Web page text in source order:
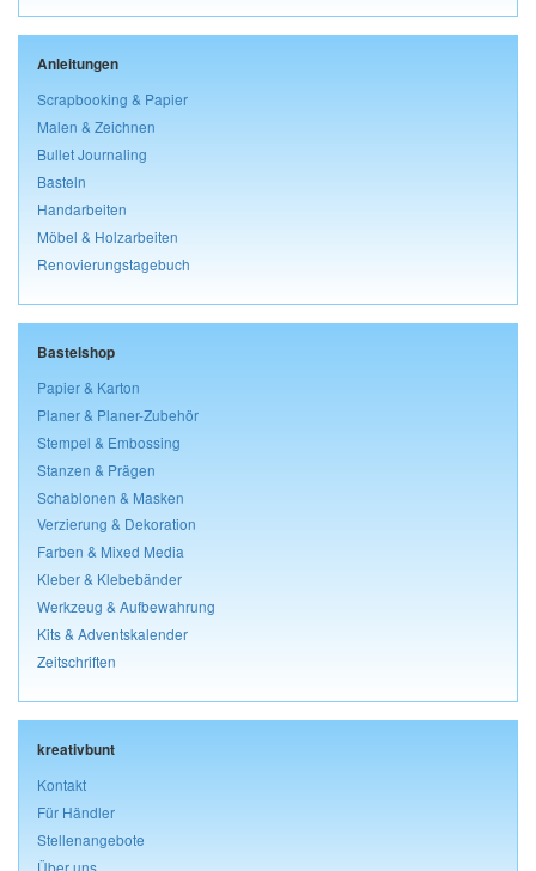
Anleitungen
Scrapbooking & Papier
Malen & Zeichnen
Bullet Journaling
Basteln
Handarbeiten
Möbel & Holzarbeiten
Renovierungstagebuch
Bastelshop
Papier & Karton
Planer & Planer-Zubehör
Stempel & Embossing
Stanzen & Prägen
Schablonen & Masken
Verzierung & Dekoration
Farben & Mixed Media
Kleber & Klebebänder
Werkzeug & Aufbewahrung
Kits & Adventskalender
Zeitschriften
kreativbunt
Kontakt
Für Händler
Stellenangebote
Über uns